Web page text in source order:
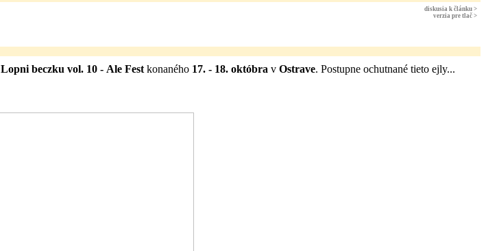
diskusia k článku >
verzia pre tlač >
Lopni beczku vol. 10 - Ale Fest konaného 17. - 18. októbra v Ostrave. Postupne ochutnané tieto ejly...